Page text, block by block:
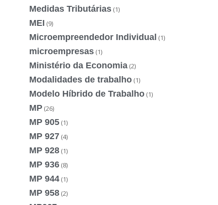
Medidas Tributárias (1)
MEI (9)
Microempreendedor Individual (1)
microempresas (1)
Ministério da Economia (2)
Modalidades de trabalho (1)
Modelo Híbrido de Trabalho (1)
MP (26)
MP 905 (1)
MP 927 (4)
MP 928 (1)
MP 936 (8)
MP 944 (1)
MP 958 (2)